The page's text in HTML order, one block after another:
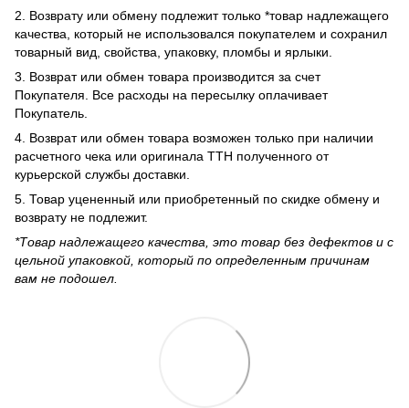
2. Возврату или обмену подлежит только *товар надлежащего
качества, который не использовался покупателем и сохранил
товарный вид, свойства, упаковку, пломбы и ярлыки.
3. Возврат или обмен товара производится за счет
Покупателя. Все расходы на пересылку оплачивает
Покупатель.
4. Возврат или обмен товара возможен только при наличии
расчетного чека или оригинала ТТН полученного от
курьерской службы доставки.
5. Товар уцененный или приобретенный по скидке обмену и
возврату не подлежит.
*Товар надлежащего качества, это товар без дефектов и с
цельной упаковкой, который по определенным причинам
вам не подошел.